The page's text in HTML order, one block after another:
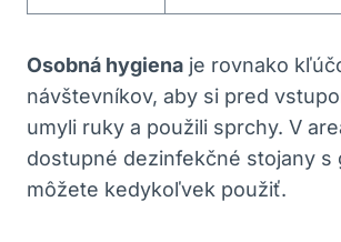
Osobná hygiena je rovnako
návštevníkov, aby si pred
umyli ruky a použili sprchy. V
dostupné dezinfekčné stojany s
môžete kedykoľvek použiť.